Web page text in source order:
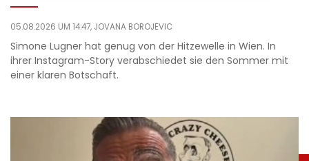
05.08.2026 UM 14:47, JOVANA BOROJEVIC
Simone Lugner hat genug von der Hitzewelle in Wien. In
ihrer Instagram-Story verabschiedet sie den Sommer mit
einer klaren Botschaft.